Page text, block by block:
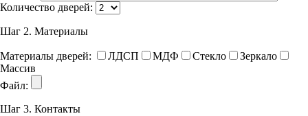
Количество дверей:
Шаг 2. Материалы
Материалы дверей: ЛДСП МДФ Стекло
Зеркало
Массив
Файл:
Шаг 3. Контакты